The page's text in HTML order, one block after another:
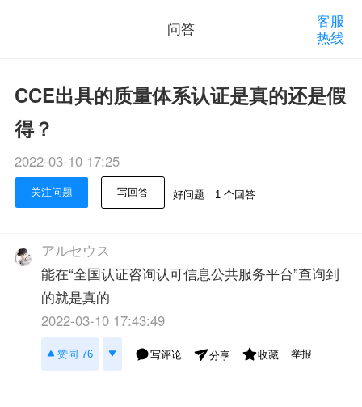
问答
客服
热线
CCE出具的质量体系认证是真的还是假
得？
2022-03-10 17:25
关注问题 写回答 好问题 1 个回答
アルセウス
能在“全国认证咨询认可信息公共服务平台”查询到
的就是真的
2022-03-10 17:43:49
赞同 76 写评论 分享 收藏 举报